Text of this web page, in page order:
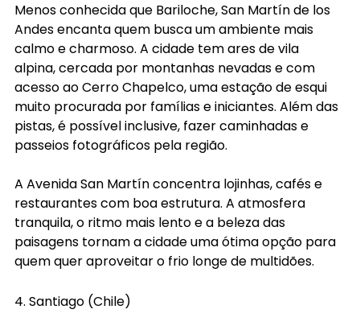
Menos conhecida que Bariloche, San Martín de los
Andes encanta quem busca um ambiente mais
calmo e charmoso. A cidade tem ares de vila
alpina, cercada por montanhas nevadas e com
acesso ao Cerro Chapelco, uma estação de esqui
muito procurada por famílias e iniciantes. Além das
pistas, é possível inclusive, fazer caminhadas e
passeios fotográficos pela região.
A Avenida San Martín concentra lojinhas, cafés e
restaurantes com boa estrutura. A atmosfera
tranquila, o ritmo mais lento e a beleza das
paisagens tornam a cidade uma ótima opção para
quem quer aproveitar o frio longe de multidões.
4. Santiago (Chile)